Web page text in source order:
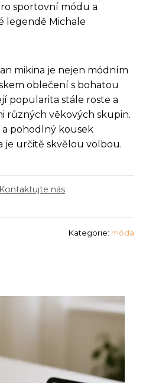
sportovní módu a
legendě Michale
mikina je nejen módním
oblečení s bohatou
popularita stále roste a
různých věkových skupin.
pohodlný kousek
je určitě skvělou volbou.
Kontaktujte nás
Kategorie: móda